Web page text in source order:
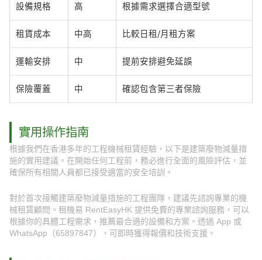
設備規格 高 根據需求選擇合適型號
租賃成本 中高 比較日租/月租方案
運輸安排 中 提前安排避免延誤
保險覆蓋 中 確認包含第三者保險
實用操作指南
根據我們在香港多年的工程機械租賃經驗，以下是建築廢物減量措
施的實用建議。在開始任何工程前，務必進行全面的風險評估，並
確保所有相關人員都已接受適當的安全培訓。
對於首次接觸建築廢物減量措施的工程團隊，建議先諮詢專業的機
械租賃顧問。租機易 RentEasyHK 提供免費的專業諮詢服務，可以
根據你的具體工程需求，推薦最合適的設備和方案。透過 App 或
WhatsApp（65897847），可即時獲得報價和技術支援。